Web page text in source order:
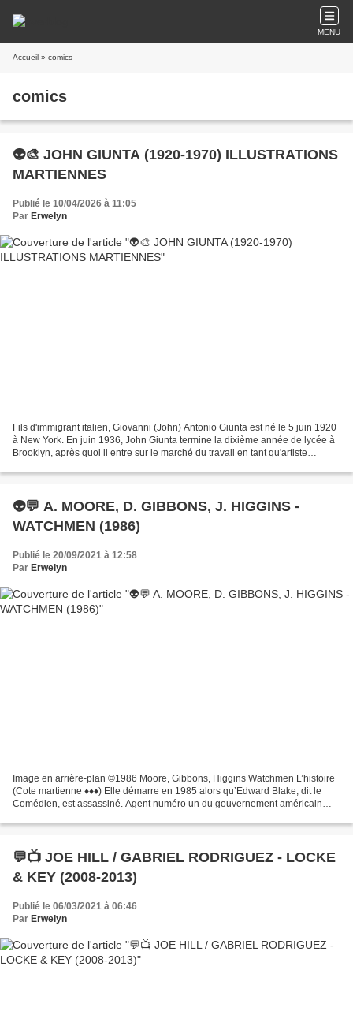
MENU
Accueil » comics
comics
👽🎨 JOHN GIUNTA (1920-1970) ILLUSTRATIONS
MARTIENNES
Publié le 10/04/2026 à 11:05
Par Erwelyn
Fils d'immigrant italien, Giovanni (John) Antonio Giunta est né le 5 juin 1920
à New York. En juin 1936, John Giunta termine la dixième année de lycée à
Brooklyn, après quoi il entre sur le marché du travail en tant qu'artiste
👽💬 A. MOORE, D. GIBBONS, J. HIGGINS -
WATCHMEN (1986)
Publié le 20/09/2021 à 12:58
Par Erwelyn
Image en arrière-plan ©1986 Moore, Gibbons, Higgins Watchmen L’histoire
(Cote martienne ♦♦♦) Elle démarre en 1985 alors qu’Edward Blake, dit le
Comédien, est assassiné. Agent numéro un du gouvernement américain
💬📺 JOE HILL / GABRIEL RODRIGUEZ - LOCKE
& KEY (2008-2013)
Publié le 06/03/2021 à 06:46
Par Erwelyn